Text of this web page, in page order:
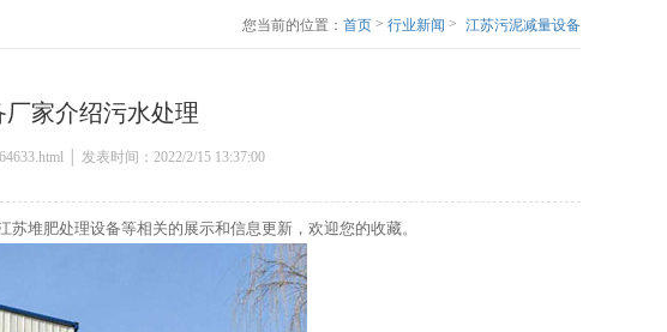
您当前的位置： 首页 > 行业新闻 > 江苏污泥减量设备
家介绍污水处理
│ 发表时间：2022/2/15 13:37:00
苏堆肥处理设备等相关的展示和信息更新，欢迎您的收藏。